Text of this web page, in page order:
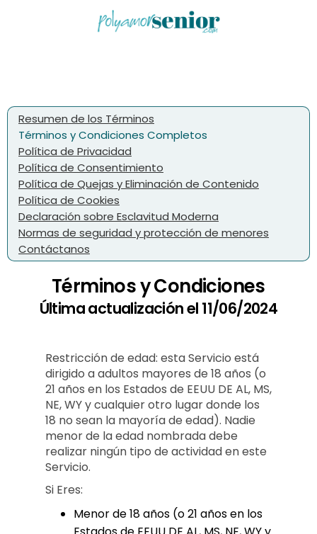
Resumen de los Términos
Términos y Condiciones Completos
Política de Privacidad
Política de Consentimiento
Política de Quejas y Eliminación de Contenido
Política de Cookies
Declaración sobre Esclavitud Moderna
Normas de seguridad y protección de menores
Contáctanos
Términos y Condiciones
Última actualización el 11/06/2024
Restricción de edad: esta Servicio está
dirigido a adultos mayores de 18 años (o
21 años en los Estados de EEUU DE AL, MS,
NE, WY y cualquier otro lugar donde los
18 no sean la mayoría de edad). Nadie
menor de la edad nombrada debe
realizar ningún tipo de actividad en este
Servicio.
Si Eres:
Menor de 18 años (o 21 años en los